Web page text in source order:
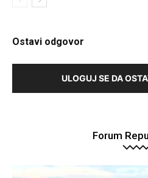
Ostavi odgovor
ULOGUJ SE DA
Forum